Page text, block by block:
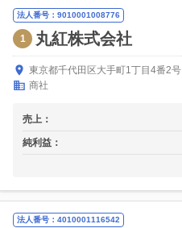
法人番号：9010001008776
1 丸紅株式会社
東京都千代田区大手町1丁目4番2号
商社
売上：
純利益：
法人番号：4010001116542